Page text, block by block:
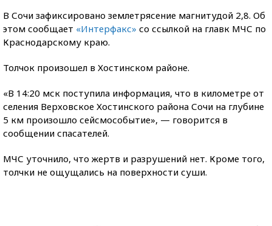
В Сочи зафиксировано землетрясение магнитудой 2,8. Об
этом сообщает «Интерфакс» со ссылкой на главк МЧС по
Краснодарскому краю.
Толчок произошел в Хостинском районе.
«В 14:20 мск поступила информация, что в километре от
селения Верховское Хостинского района Сочи на глубине
5 км произошло сейсмособытие», — говорится в
сообщении спасателей.
МЧС уточнило, что жертв и разрушений нет. Кроме того,
толчки не ощущались на поверхности суши.